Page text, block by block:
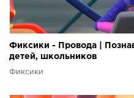
Фиксики - Провода |
детей, школьников
Фиксики